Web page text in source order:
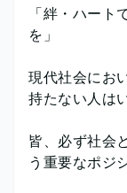
「絆・ハート
を」
現代社会にお
持たない人は
皆、必ず社会
う重要なポジ